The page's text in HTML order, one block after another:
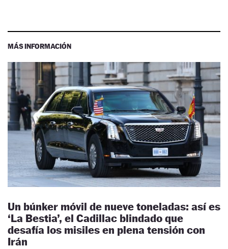
MÁS INFORMACIÓN
Un búnker móvil de nueve toneladas: así es
‘La Bestia’, el Cadillac blindado que
desafía los misiles en plena tensión con
Irán